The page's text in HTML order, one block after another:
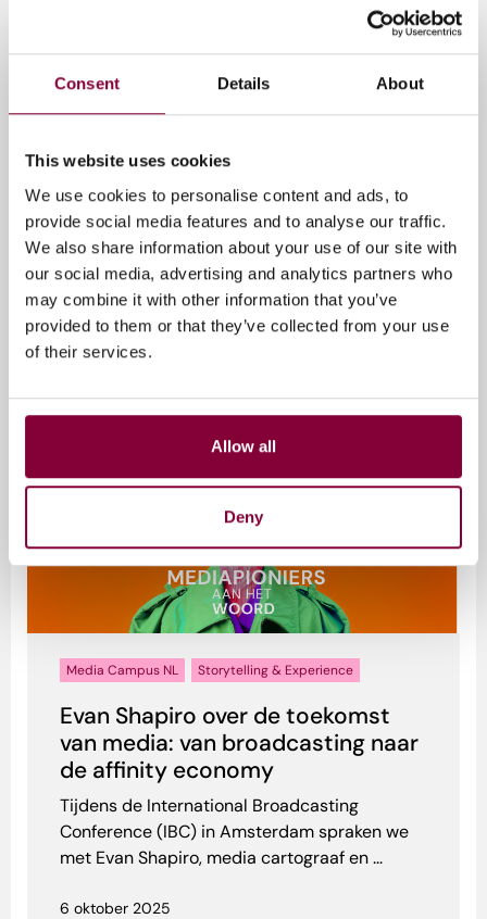
Consent Details About
This website uses cookies
We use cookies to personalise content and ads, to
provide social media features and to analyse our traffic.
We also share information about your use of our site with
our social media, advertising and analytics partners who
may combine it with other information that you’ve
provided to them or that they’ve collected from your use
of their services.
Allow all
Deny
Media Campus NL sluit zich aan bij
waardevolle inzichten mee uit de
Leaders’ Briefing 2025
Media Campus NL heeft zich recent
aangesloten bij het internationale DPP-
netwerk en was voor het eerst aanwezig bij d...
16 december 2025
Media Campus NL Storytelling & Experience
Evan Shapiro over de toekomst
van media: van broadcasting naar
de affinity economy
Tijdens de International Broadcasting
Conference (IBC) in Amsterdam spraken we
met Evan Shapiro, media cartograaf en ...
6 oktober 2025